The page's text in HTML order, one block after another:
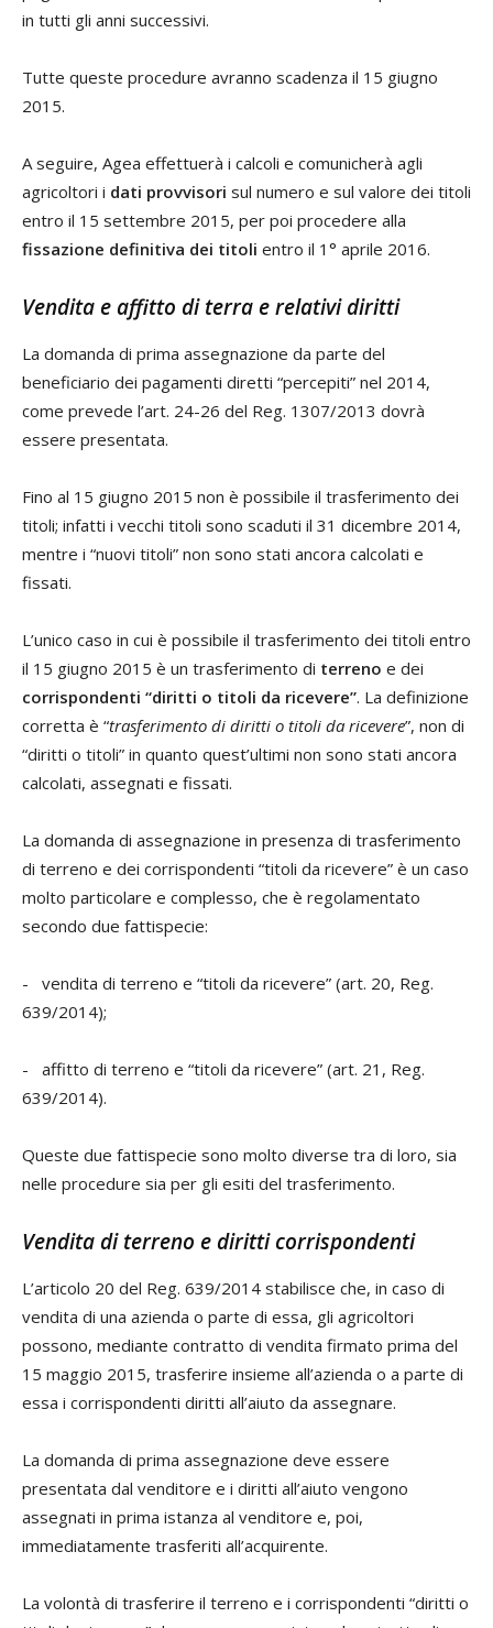
in tutti gli anni successivi.
Tutte queste procedure avranno scadenza il 15 giugno
2015.
A seguire, Agea effettuerà i calcoli e comunicherà agli
agricoltori i dati provvisori sul numero e sul valore dei titoli
entro il 15 settembre 2015, per poi procedere alla
fissazione definitiva dei titoli entro il 1° aprile 2016.
Vendita e affitto di terra e relativi diritti
La domanda di prima assegnazione da parte del
beneficiario dei pagamenti diretti “percepiti” nel 2014,
come prevede l’art. 24-26 del Reg. 1307/2013 dovrà
essere presentata.
Fino al 15 giugno 2015 non è possibile il trasferimento dei
titoli; infatti i vecchi titoli sono scaduti il 31 dicembre 2014,
mentre i “nuovi titoli” non sono stati ancora calcolati e
fissati.
L’unico caso in cui è possibile il trasferimento dei titoli entro
il 15 giugno 2015 è un trasferimento di terreno e dei
corrispondenti “diritti o titoli da ricevere”. La definizione
corretta è “trasferimento di diritti o titoli da ricevere”, non di
“diritti o titoli” in quanto quest’ultimi non sono stati ancora
calcolati, assegnati e fissati.
La domanda di assegnazione in presenza di trasferimento
di terreno e dei corrispondenti “titoli da ricevere” è un caso
molto particolare e complesso, che è regolamentato
secondo due fattispecie:
- vendita di terreno e “titoli da ricevere” (art. 20, Reg.
639/2014);
- affitto di terreno e “titoli da ricevere” (art. 21, Reg.
639/2014).
Queste due fattispecie sono molto diverse tra di loro, sia
nelle procedure sia per gli esiti del trasferimento.
Vendita di terreno e diritti corrispondenti
L’articolo 20 del Reg. 639/2014 stabilisce che, in caso di
vendita di una azienda o parte di essa, gli agricoltori
possono, mediante contratto di vendita firmato prima del
15 maggio 2015, trasferire insieme all’azienda o a parte di
essa i corrispondenti diritti all’aiuto da assegnare.
La domanda di prima assegnazione deve essere
presentata dal venditore e i diritti all’aiuto vengono
assegnati in prima istanza al venditore e, poi,
immediatamente trasferiti all’acquirente.
La volontà di trasferire il terreno e i corrispondenti “diritti o